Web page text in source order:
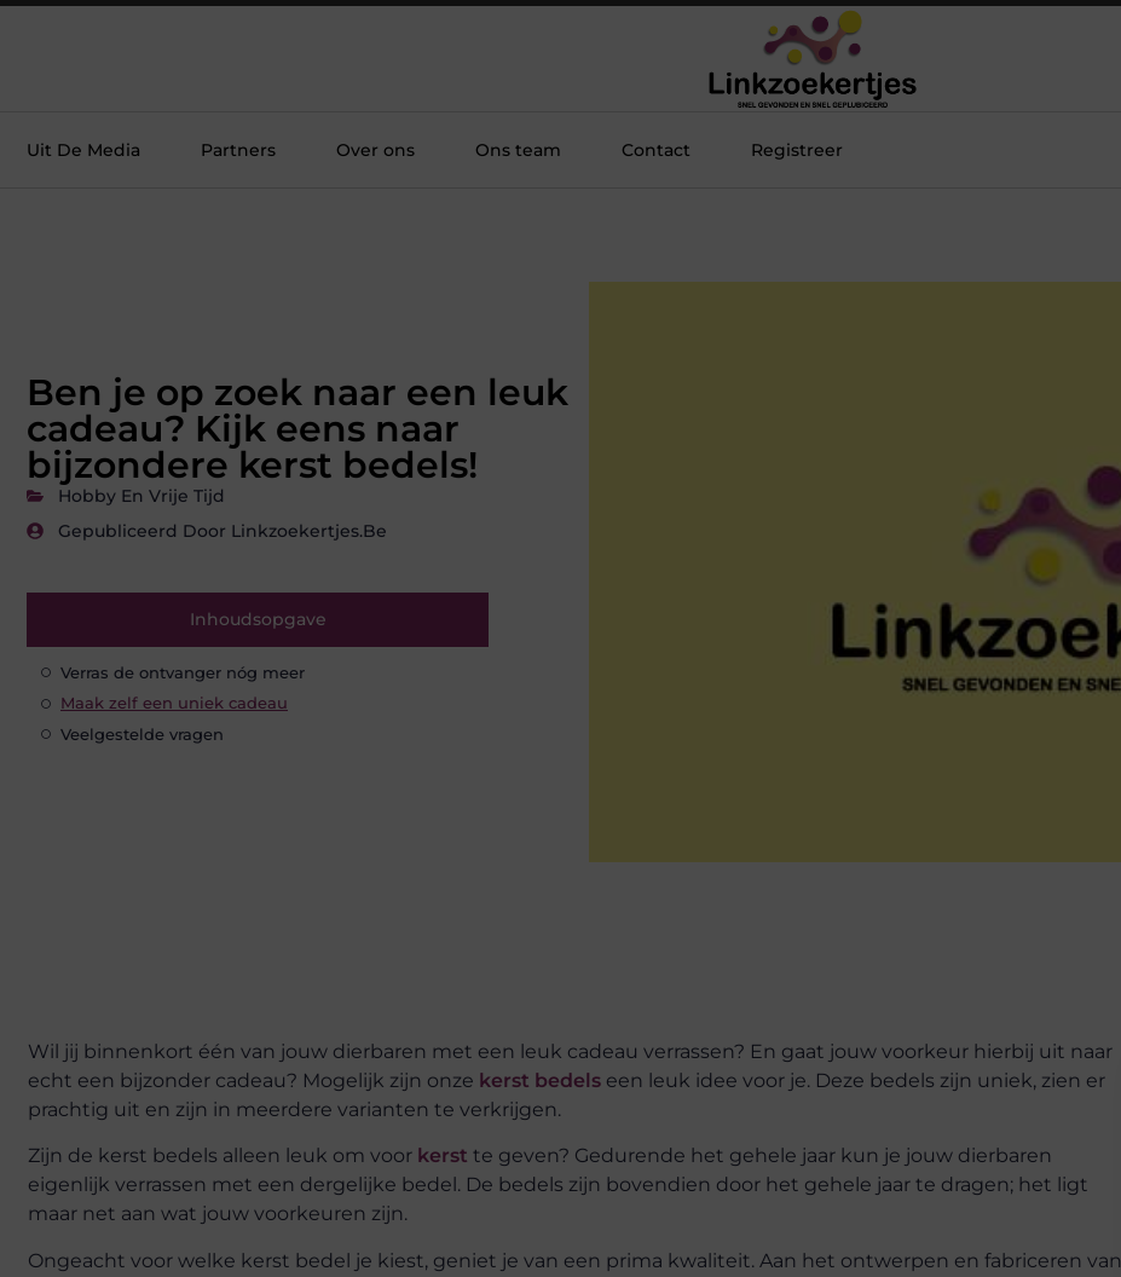
Uit De Media Partners Over ons Ons team Contact Registreer
Ben je op zoek naar een leuk
cadeau? Kijk eens naar
bijzondere kerst bedels!
Hobby En Vrije Tijd
Gepubliceerd Door Linkzoekertjes.be
Inhoudsopgave
Verras de ontvanger nóg meer
Maak zelf een uniek cadeau
Veelgestelde vragen
Wil jij binnenkort één van jouw dierbaren met een leuk cadeau verrassen? En gaat jouw voorkeur hierbij uit naar
echt een bijzonder cadeau? Mogelijk zijn onze kerst bedels een leuk idee voor je. Deze bedels zijn uniek, zien er
prachtig uit en zijn in meerdere varianten te verkrijgen.
Zijn de kerst bedels alleen leuk om voor kerst te geven? Gedurende het gehele jaar kun je jouw dierbaren
eigenlijk verrassen met een dergelijke bedel. De bedels zijn bovendien door het gehele jaar te dragen; het ligt
maar net aan wat jouw voorkeuren zijn.
Ongeacht voor welke kerst bedel je kiest, geniet je van een prima kwaliteit. Aan het ontwerpen en fabriceren van